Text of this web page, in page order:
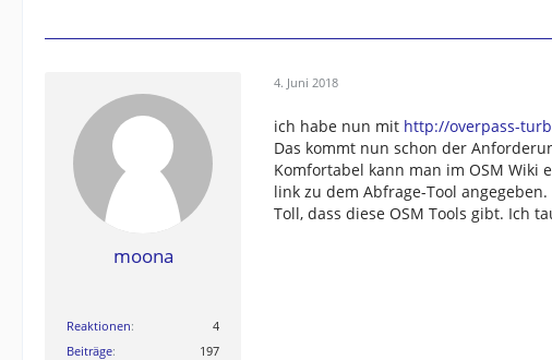
moona
Reaktionen
4
Beiträge
197
4. Juni 2018
ich habe nun mit http://overpass-
Das kommt nun schon der
Komfortabel kann man im OSM Wiki
link zu dem Abfrage-Tool angegeben.
Toll, dass diese OSM Tools gibt. Ich